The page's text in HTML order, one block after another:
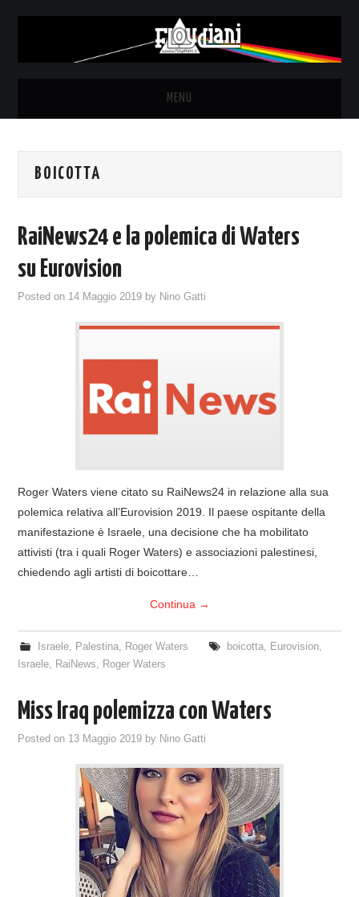
MENU
NEWS
SYD BARRETT – ALLE SOGLIE
DELL’ALBA
COVER & TRIBUTI
LINKS
CONTATTI
POLICY/COOKIES
BOICOTTA
RaiNews24 e la polemica di Waters
su Eurovision
Posted on 14 Maggio 2019 by Nino Gatti
Roger Waters viene citato su RaiNews24 in relazione alla sua
polemica relativa all’Eurovision 2019. Il paese ospitante della
manifestazione è Israele, una decisione che ha mobilitato
attivisti (tra i quali Roger Waters) e associazioni palestinesi,
chiedendo agli artisti di boicottare…
Continua →
Israele, Palestina, Roger Waters boicotta, Eurovision,
Israele, RaiNews, Roger Waters
Miss Iraq polemizza con Waters
Posted on 13 Maggio 2019 by Nino Gatti